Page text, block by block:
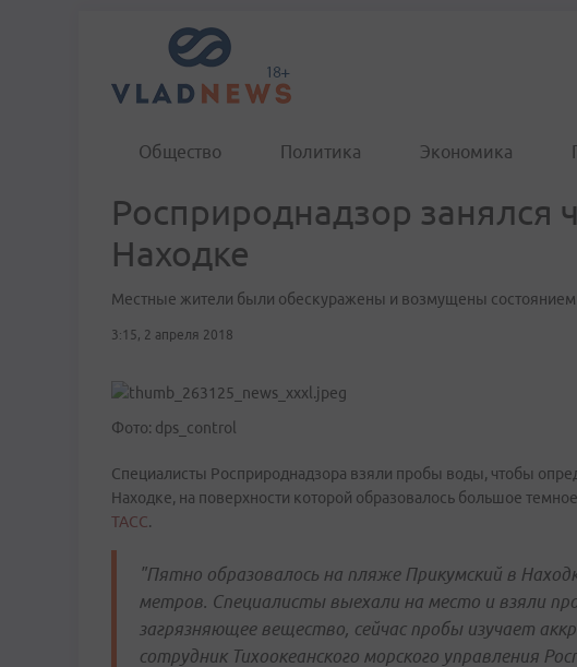
Общество Политика Экономика
Росприроднадзор занялся
Находке
Местные жители были обескуражены и возмущены состоянием
3:15, 2 апреля 2018
Фото: dps_control
Специалисты Росприроднадзора взяли пробы воды, чтобы
Находке, на поверхности которой образовалось большое
ТАСС.
"Пятно образовалось на пляже Прикумский в
метров. Специалисты выехали на место и взяли
загрязняющее вещество, сейчас пробы изучает
сотрудник Тихоокеанского морского управления